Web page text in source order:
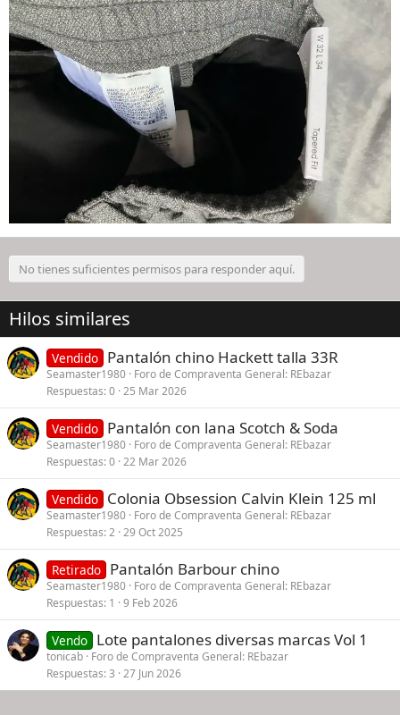
No tienes suficientes permisos para responder aquí.
Hilos similares
Vendido Pantalón chino Hackett talla 33R
Seamaster1980 Foro de Compraventa General: REbazar
Respuestas 0 25 Mar 2026
Vendido Pantalón con lana Scotch & Soda
Seamaster1980 Foro de Compraventa General: REbazar
Respuestas 0 22 Mar 2026
Vendido Colonia Obsession Calvin Klein 125 ml
Seamaster1980 Foro de Compraventa General: REbazar
Respuestas 2 29 Oct 2025
Retirado Pantalón Barbour chino
Seamaster1980 Foro de Compraventa General: REbazar
Respuestas 1 9 Feb 2026
Vendo Lote pantalones diversas marcas Vol 1
tonicab Foro de Compraventa General: REbazar
Respuestas 3 27 Jun 2026